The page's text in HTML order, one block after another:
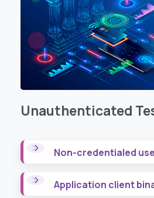
Unauthenticated
Non-credentialed
Application client